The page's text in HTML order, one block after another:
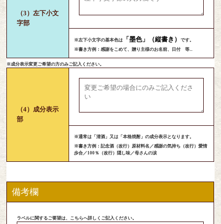
（3）左下小文
字部
※左下小文字の基本色は 「墨色」（縦書き）です。
※書き方例：感謝をこめて、贈り主様のお名前、日付 等...
※成分表示変更ご希望の方のみご記入ください。
（4）成分表示
部
※通常は「清酒」又は「本格焼酎」の成分表示となります。
※書き方例：記念酒（改行）原材料名／感謝の気持ち（改行）愛情
歩合／100％（改行）隠し味／母さんの涙
備考欄
ラベルに関するご要望は、こちらへ詳しくご記入ください。